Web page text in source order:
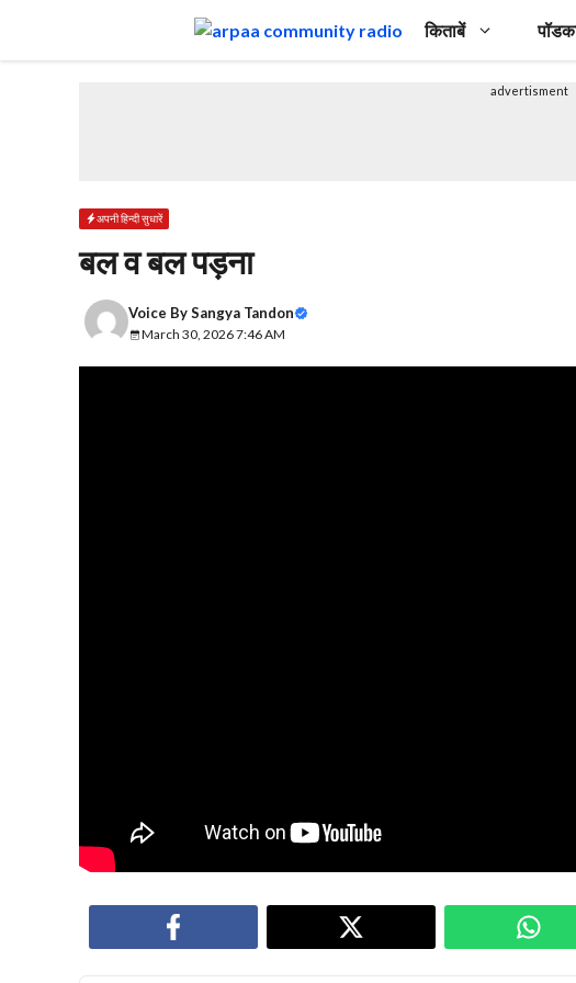
content
किताबें
advertisment
अपनी हिन्दी सुधारें
बल व बल पड़ना
Voice BySangya Tandon
March 30, 2026 7:46 AM